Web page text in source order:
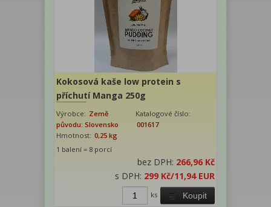
Kokosová kaše low protein s
příchutí Manga 250g
Výrobce: Země
původu: Slovensko
Katalogové číslo:
001617
Hmotnost: 0,25 kg
1 balení = 8 porcí
bez DPH: 266,96 Kč
s DPH: 299 Kč/11,94 EUR
Koupit
ks